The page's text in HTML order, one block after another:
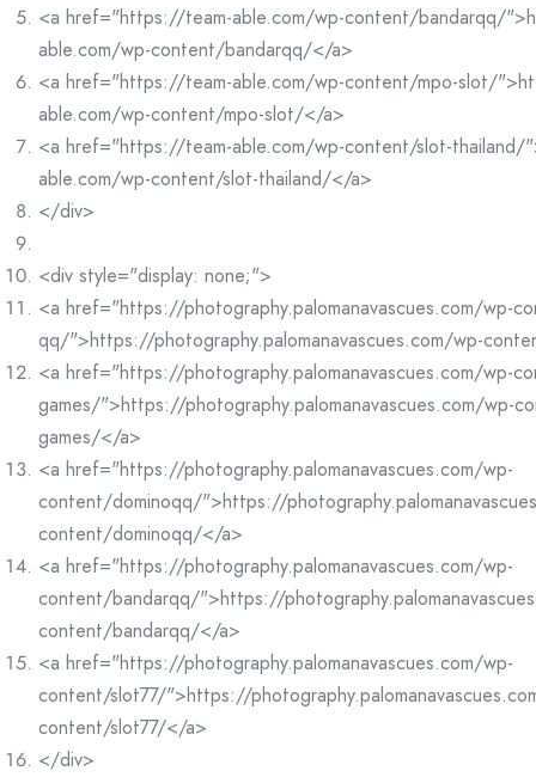
<a href="https://team-able.com/wp-content/bandarqq/
able.com/wp-content/bandarqq/</a>
<a href="https://team-able.com/wp-content/mpo-slot/
able.com/wp-content/mpo-slot/</a>
<a href="https://team-able.com/wp-content/slot-
able.com/wp-content/slot-thailand/</a>
</div>
<div style="display: none;">
<a href="https://photography.palomanavascues.com/wp-
qq/">https://photography.palomanavascues.com/wp-
<a href="https://photography.palomanavascues.com/wp-
games/">https://photography.palomanavascues.com/wp-
games/</a>
<a href="https://photography.palomanavascues.com/wp-
content/dominoqq/">https://
content/dominoqq/</a>
<a href="https://photography.palomanavascues.com/wp-
content/bandarqq/">https://
content/bandarqq/</a>
<a href="https://photography.palomanavascues.com/wp-
content/slot77/">https://
content/slot77/</a>
</div>